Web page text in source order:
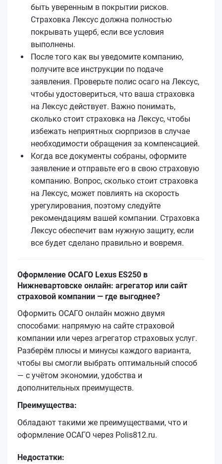
быть уверенным в покрытии рисков.
Страховка Лексус должна полностью
покрывать ущерб, если все условия
выполнены.
После того как вы уведомите компанию,
получите все инструкции по подаче
заявления. Проверьте полис осаго на Лексус,
чтобы удостовериться, что ваша страховка
на Лексус действует. Важно понимать,
сколько стоит страховка на Лексус, чтобы
избежать неприятных сюрпризов в случае
необходимости обращения за компенсацией.
Когда все документы собраны, оформите
заявление и отправьте его в свою страховую
компанию. Вопрос, сколько стоит страховка
на Лексус, может повлиять на скорость
урегулирования, поэтому следуйте
рекомендациям вашей компании. Страховка
Лексус обеспечит вам нужную защиту, если
все будет сделано правильно и вовремя.
Оформление ОСАГО Lexus ES250 в
Нижневартовске онлайн: агрегатор или сайт
страховой компании — где выгоднее?
Оформить ОСАГО онлайн можно двумя
способами: напрямую на сайте страховой
компании или через агрегатор страховых услуг.
Разберём плюсы и минусы каждого варианта,
чтобы вы смогли выбрать оптимальный способ
— с учётом экономии, удобства и
дополнительных преимуществ.
Преимущества:
Обладают такими же преимуществами, что и
оформление ОСАГО через Polis812.ru.
Недостатки: